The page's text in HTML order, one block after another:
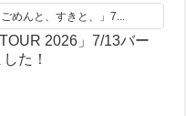
めんと、すきと、」7...
2026」7/13バー
た！